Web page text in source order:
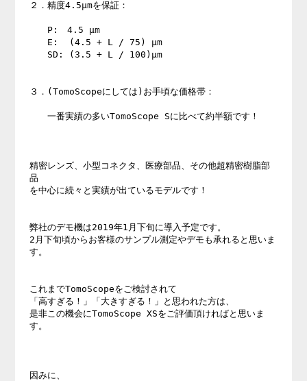
２．精度4.5μmを保証：
P:　4.5 μm
E:  (4.5 + L / 75) μm
SD: (3.5 + L / 100)μm
３．(TomoScopeにしては)お手頃な価格帯：
一番実績の多いTomoScope Sに比べて約半額です！
精密レンズ、小型コネクタ、医療部品、その他超精密樹脂部
品
を中心に続々と実績が出ているモデルです！
弊社のデモ機は2019年1月下旬に導入予定です。
2月下旬頃からお客様のサンプル測定やデモも承れると思いま
す。
これまでTomoScopeをご検討されて
「高すぎる！」「大きすぎる！」と思われた方は、
是非この機会にTomoScope XSをご評価頂ければと思いま
す。
因みに、